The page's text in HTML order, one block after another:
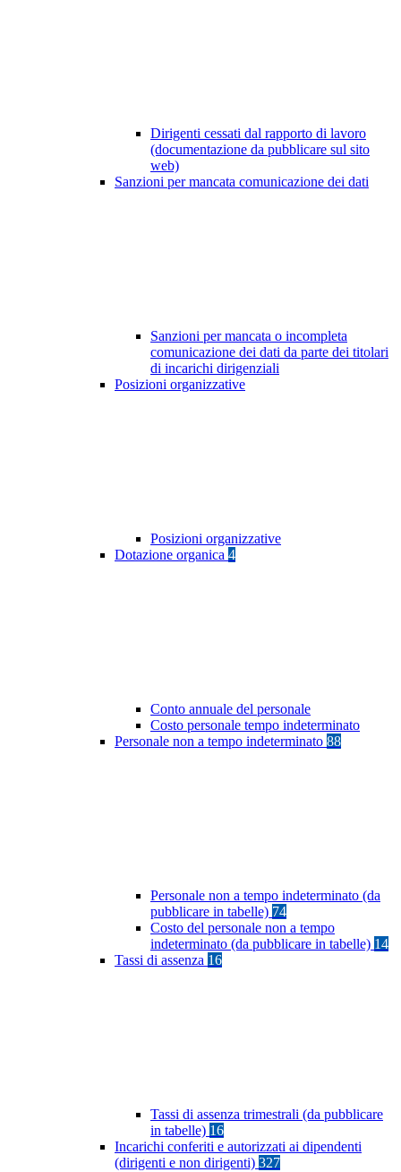
Dirigenti cessati dal rapporto di lavoro
(documentazione da pubblicare sul sito
web)
Sanzioni per mancata comunicazione dei dati
Sanzioni per mancata o incompleta
comunicazione dei dati da parte dei titolari
di incarichi dirigenziali
Posizioni organizzative
Posizioni organizzative
Dotazione organica 4
Conto annuale del personale
Costo personale tempo indeterminato
Personale non a tempo indeterminato 88
Personale non a tempo indeterminato (da
pubblicare in tabelle) 74
Costo del personale non a tempo
indeterminato (da pubblicare in tabelle) 14
Tassi di assenza 16
Tassi di assenza trimestrali (da pubblicare
in tabelle) 16
Incarichi conferiti e autorizzati ai dipendenti
(dirigenti e non dirigenti) 327